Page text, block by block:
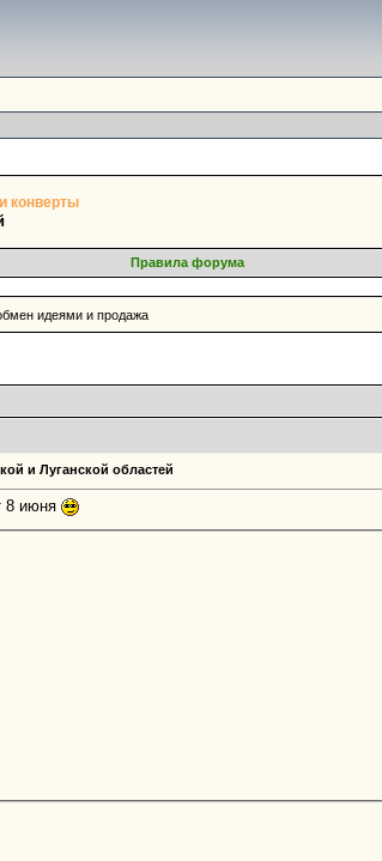
конверты
Правила форума
идеями и продажа
и Луганской областей
8 июня